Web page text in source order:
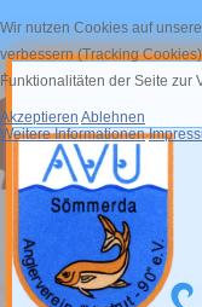
Wir nutzen Cookies auf
verbessern (Tracking
Funktionalitäten der Seite zur
Akzeptieren Ablehnen
Weitere Informationen